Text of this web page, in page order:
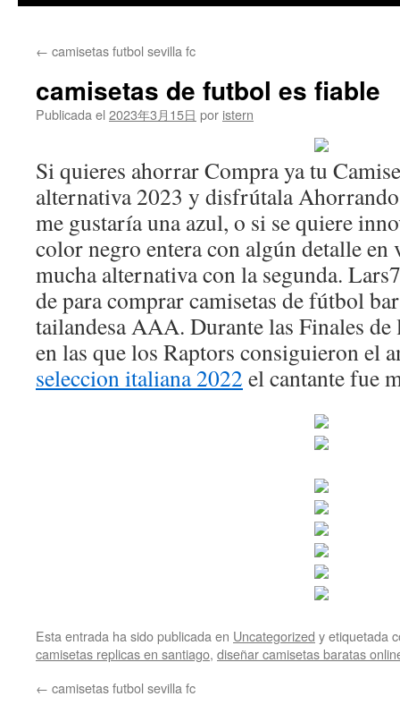
contenido
← camisetas futbol sevilla fc
camisetas de futbol es fiable
Publicada el 2023年3月15日 por istern
Si quieres ahorrar Compra ya tu
alternativa 2023 y disfrútala
me gustaría una azul, o si se quiere
color negro entera con algún detalle en
mucha alternativa con la segunda.
de para comprar camisetas de fútbol
tailandesa AAA. Durante las Finales
en las que los Raptors consiguieron el
seleccion italiana 2022 el cantante fue
Esta entrada ha sido publicada en Uncategorized y etiquetada
camisetas replicas en santiago, diseñar camisetas baratas
← camisetas futbol sevilla fc